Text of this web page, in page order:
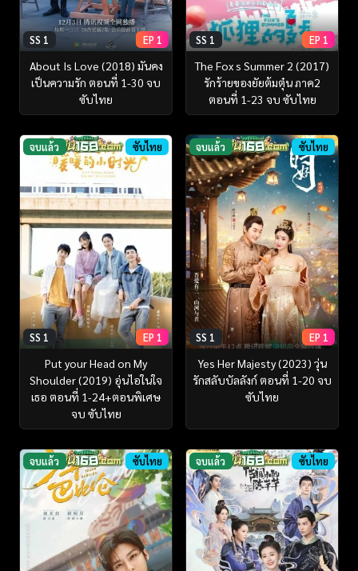
SS 1 EP 1
About Is Love (2018) มันคง
เป็นความรัก ตอนที่ 1-30 จบ
ซับไทย
SS 1 EP 1
The Fox s Summer 2 (2017)
รักร้ายของยัยต้มตุ๋น ภาค2
ตอนที่ 1-23 จบ ซับไทย
จบแล้ว ซับไทย
SS 1 EP 1
Put your Head on My
Shoulder (2019) อุ่นไอในใจ
เธอ ตอนที่ 1-24+ตอนพิเศษ
จบ ซับไทย
จบแล้ว ซับไทย
SS 1 EP 1
Yes Her Majesty (2023) วุ่น
รักสลับบัลลังก์ ตอนที่ 1-20 จบ
ซับไทย
จบแล้ว ซับไทย จบแล้ว ซับไทย